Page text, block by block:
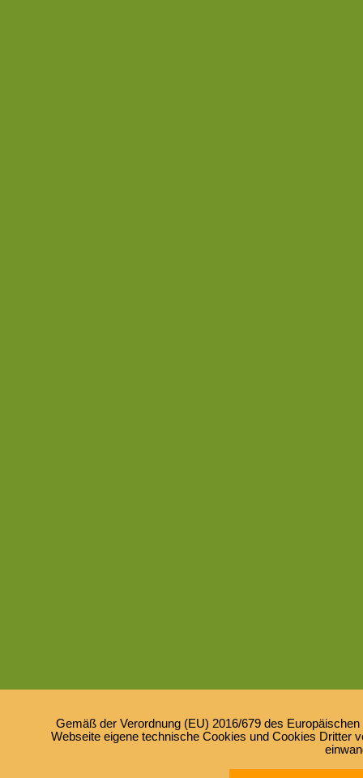
Gemäß der Verordnung (EU) 2016/679 des
Webseite eigene technische Cookies und Cookies Dritter